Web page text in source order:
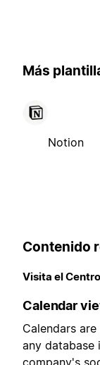
Más
Notion
Contenido
Visita el
Calendar
Calendars
any database